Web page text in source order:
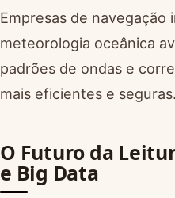
Empresas de navegação
meteorologia oceânica
padrões de ondas e
mais eficientes e seguras.
O Futuro da
e Big Data